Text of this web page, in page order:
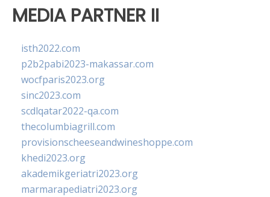
MEDIA PARTNER II
isth2022.com
p2b2pabi2023-makassar.com
wocfparis2023.org
sinc2023.com
scdlqatar2022-qa.com
thecolumbiagrill.com
provisionscheeseandwineshoppe.com
khedi2023.org
akademikgeriatri2023.org
marmarapediatri2023.org